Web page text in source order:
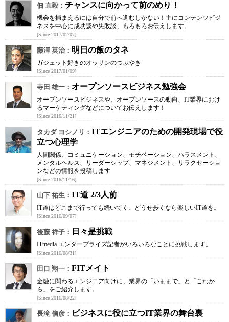
佃 直毅： チャンスに向かって前のめり！
機会を捕まえるには自分で前へ進むしかない！主にコンテンツビジ
ネスを中心に成功談や失敗談、もろもろお伝えします。
[Since 2017/02/07]
藤澤 英治： 明日の飯のタネ
ガジェット好きのオッサンのつぶやき
[Since 2017/01/09]
寺田 雄一： オープンソースビジネス勉強会
オープンソースビジネスや、オープンソースの動向、IT業界におけ
るマーケティングなどについてお伝えします！
[Since 2016/11/21]
タカダ ヨシノリ： ITエンジニアのための開発現場で役
立つ心理学
人間関係、コミュニケーション、モチベーション、ハラスメント、
メンタルヘルス、リーダーシップ、マネジメント、リラクセーショ
ンなどの情報を投稿します
[Since 2016/11/16]
山下 祐生： IT道 2/3人前
IT道はどこまで行っても続いてく、どうせ歩くなら楽しいIT道を。
[Since 2016/09/07]
後藤 祥子： 日々是挑戦
ITmedia エンタープライズ記者がいろいろなことに挑戦します。
[Since 2016/08/31]
田口 翔一： FITメイト
金融に関わるエンジニア向けに、業界の「いままで」と「これか
ら」をご紹介します。
[Since 2016/08/22]
長滝 信彦： ビジネスに役に立つIT業界の舞台裏